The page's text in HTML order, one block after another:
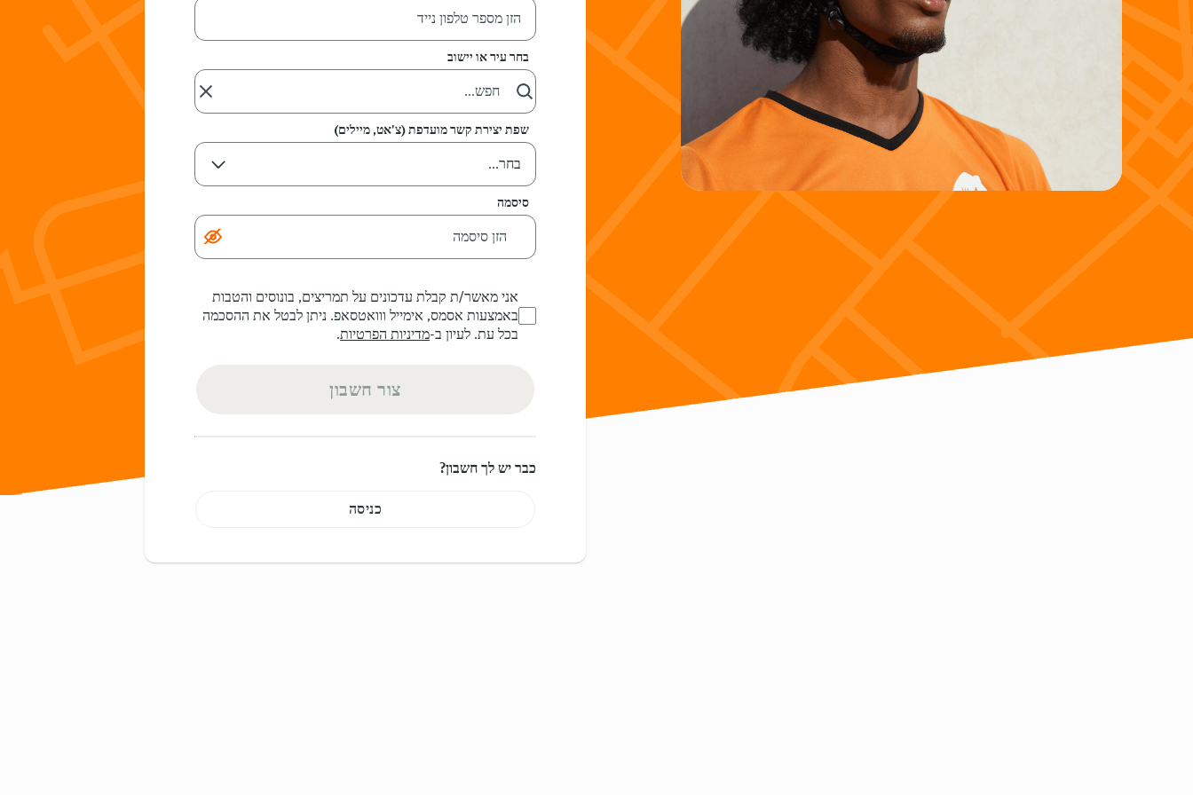
בחר עיר או יישוב
שפת יצירת קשר מועדפת (צ'אט, מיילים)
בחר...
סיסמה
אני מאשר/ת קבלת עדכונים על תמריצים, בונוסים והטבות
באמצעות אסמס, אימייל ווואטסאפ. ניתן לבטל את ההסכמה
בכל עת. לעיון ב-מדיניות הפרטיות.
צור חשבון
כבר יש לך חשבון?
כניסה